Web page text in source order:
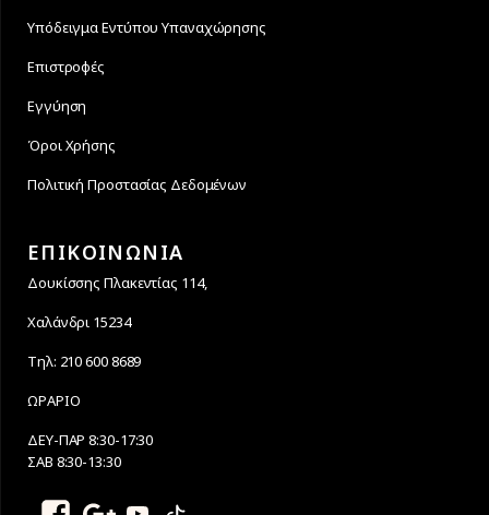
Υπόδειγμα Εντύπου Υπαναχώρησης
Επιστροφές
Εγγύηση
Όροι Χρήσης
Πολιτική Προστασίας Δεδομένων
ΕΠΙΚΟΙΝΩΝΙΑ
Δουκίσσης Πλακεντίας 114,
Χαλάνδρι 15234
Τηλ: 210 600 8689
ΩΡΑΡΙΟ
ΔΕΥ-ΠΑΡ 8:30-17:30
ΣΑΒ 8:30-13:30